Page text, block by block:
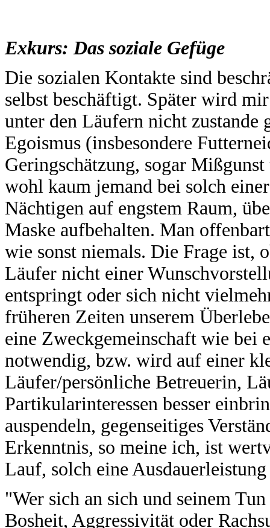
Exkurs: Das soziale Gefüge
Die sozialen Kontakte sind
selbst beschäftigt. Später wird
unter den Läufern nicht
Egoismus (insbesondere
Geringschätzung, sogar
wohl kaum jemand bei solch
Nächtigen auf engstem Raum,
Maske aufbehalten. Man
wie sonst niemals. Die Frage ist,
Läufer nicht einer
entspringt oder sich nicht
früheren Zeiten unserem
eine Zweckgemeinschaft wie bei
notwendig, bzw. wird auf einer
Läufer/persönliche Betreuerin,
Partikularinteressen besser
auspendeln, gegenseitiges
Erkenntnis, so meine ich, ist
Lauf, solch eine
"Wer sich an sich und seinem
Bosheit, Aggressivität oder